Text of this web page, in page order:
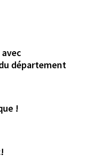
écologique du département
!